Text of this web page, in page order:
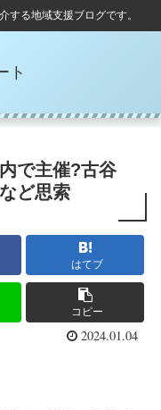
する地域支援ブログです。
ト
で主催?古谷
ど思索
はてブ
コピー
2024.01.04